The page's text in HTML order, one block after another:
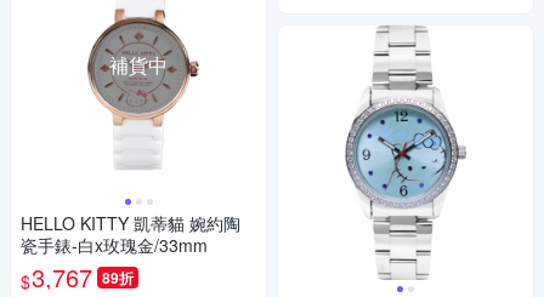
補貨中
HELLO KITTY 凱蒂貓 婉約陶
瓷手錶-白x玫瑰金/33mm
$3,767 89折